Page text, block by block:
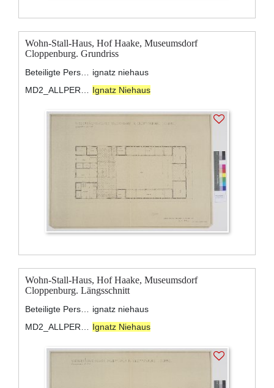
Wohn-Stall-Haus, Hof Haake, Museumsdorf
Cloppenburg. Grundriss
ignatz niehaus
Ignatz Niehaus
Wohn-Stall-Haus, Hof Haake, Museumsdorf
Cloppenburg. Längsschnitt
ignatz niehaus
Ignatz Niehaus